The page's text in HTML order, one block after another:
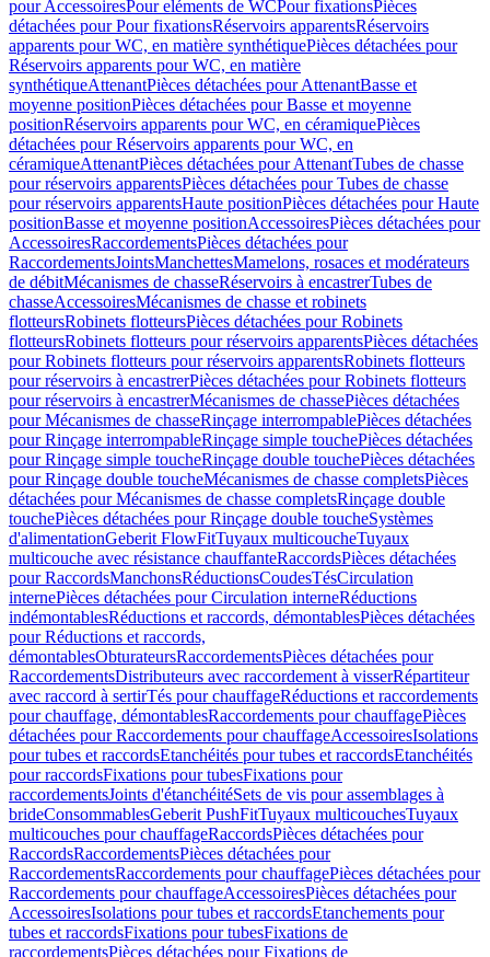
pour AccessoiresPour eléments de WCPour fixationsPièces
détachées pour Pour fixationsRéservoirs apparentsRéservoirs
apparents pour WC, en matière synthétiquePièces détachées pour
Réservoirs apparents pour WC, en matière
synthétiqueAttenantPièces détachées pour AttenantBasse et
moyenne positionPièces détachées pour Basse et moyenne
positionRéservoirs apparents pour WC, en céramiquePièces
détachées pour Réservoirs apparents pour WC, en
céramiqueAttenantPièces détachées pour AttenantTubes de chasse
pour réservoirs apparentsPièces détachées pour Tubes de chasse
pour réservoirs apparentsHaute positionPièces détachées pour Haute
positionBasse et moyenne positionAccessoiresPièces détachées pour
AccessoiresRaccordementsPièces détachées pour
RaccordementsJointsManchettesMamelons, rosaces et modérateurs
de débitMécanismes de chasseRéservoirs à encastrerTubes de
chasseAccessoiresMécanismes de chasse et robinets
flotteursRobinets flotteursPièces détachées pour Robinets
flotteursRobinets flotteurs pour réservoirs apparentsPièces détachées
pour Robinets flotteurs pour réservoirs apparentsRobinets flotteurs
pour réservoirs à encastrerPièces détachées pour Robinets flotteurs
pour réservoirs à encastrerMécanismes de chassePièces détachées
pour Mécanismes de chasseRinçage interrompablePièces détachées
pour Rinçage interrompableRinçage simple touchePièces détachées
pour Rinçage simple toucheRinçage double touchePièces détachées
pour Rinçage double toucheMécanismes de chasse completsPièces
détachées pour Mécanismes de chasse completsRinçage double
touchePièces détachées pour Rinçage double toucheSystèmes
d'alimentationGeberit FlowFitTuyaux multicoucheTuyaux
multicouche avec résistance chauffanteRaccordsPièces détachées
pour RaccordsManchonsRéductionsCoudesTésCirculation
internePièces détachées pour Circulation interneRéductions
indémontablesRéductions et raccords, démontablesPièces détachées
pour Réductions et raccords,
démontablesObturateursRaccordementsPièces détachées pour
RaccordementsDistributeurs avec raccordement à visserRépartiteur
avec raccord à sertirTés pour chauffageRéductions et raccordements
pour chauffage, démontablesRaccordements pour chauffagePièces
détachées pour Raccordements pour chauffageAccessoiresIsolations
pour tubes et raccordsEtanchéités pour tubes et raccordsEtanchéités
pour raccordsFixations pour tubesFixations pour
raccordementsJoints d'étanchéitéSets de vis pour assemblages à
brideConsommablesGeberit PushFitTuyaux multicouchesTuyaux
multicouches pour chauffageRaccordsPièces détachées pour
RaccordsRaccordementsPièces détachées pour
RaccordementsRaccordements pour chauffagePièces détachées pour
Raccordements pour chauffageAccessoiresPièces détachées pour
AccessoiresIsolations pour tubes et raccordsEtanchements pour
tubes et raccordsFixations pour tubesFixations de
raccordementsPièces détachées pour Fixations de